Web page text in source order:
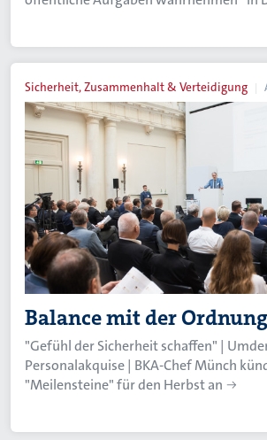
Sicherheit, Zusammenhalt & Verteidigung
Balance mit der Ordnung
"Gefühl der Sicherheit schaffen" |
Personalakquise | BKA-Chef Münch
"Meilensteine" für den Herbst an